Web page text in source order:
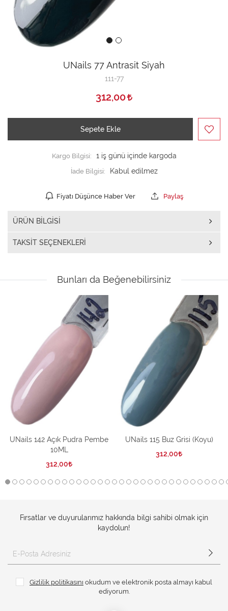
UNails 77 Antrasit Siyah
111-77
312,00
Sepete Ekle
Kargo Bilgisi:
1 iş günü içinde kargoda
İade Bilgisi:
Fiyatı Düşünce Haber Ver Paylaş
ÜRÜN BILGISI
TAKSIT SEÇENEKLERI
Bunları da Beğenebilirsiniz
UNails 142 Açık Pudra Pembe
10ML
312,00
UNails 115 Buz Grisi (Koyu)
312,00
Fırsatlar ve duyurularımız hakkında bilgi sahibi olmak için
kaydolun!
Gizlilik politikasını okudum ve elektronik posta almayı kabul
ediyorum.